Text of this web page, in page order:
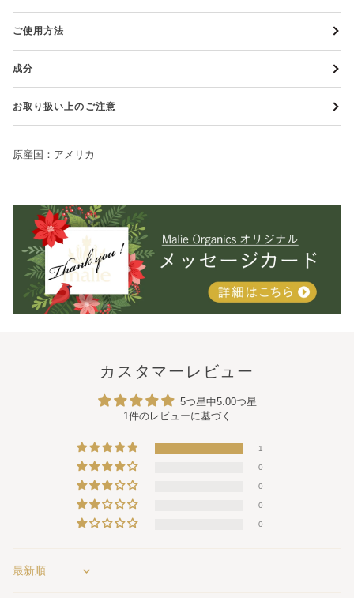
ご使用方法
成分
お取り扱い上のご注意
原産国：アメリカ
カスタマーレビュー
5つ星中5.00つ星
1件のレビューに基づく
1
0
0
0
0
Sort by